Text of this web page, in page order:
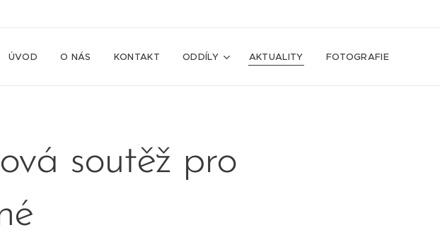
ÚVOD O NÁS KONTAKT ODDÍLY AKTUALITY FOTOGRAFIE
soutěž pro